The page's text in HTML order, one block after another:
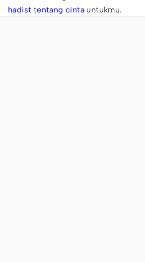
hadist tentang cinta untukmu.